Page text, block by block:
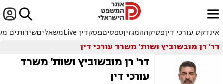

ﱐ
אינדקס עורכי דיןפסיקההמגזיןטפסיםפסקדין Live משאליםשירותים
דר' רן מובשוביץ ושות' משרד עורכי דין
דר' רן מובשוביץ ושות' משרד
עורכי דין